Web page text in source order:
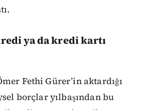
ya da kredi kartı
Fethi Gürer’in aktardığı
borçlar yılbaşından bu